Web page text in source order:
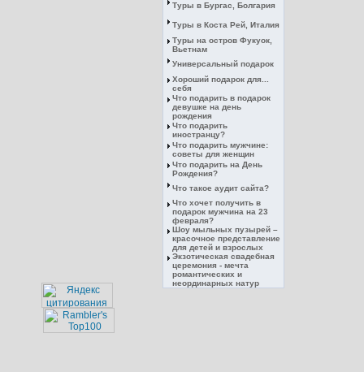
Туры в Бургас, Болгария
Туры в Коста Рей, Италия
Туры на остров Фукуок,
Вьетнам
Универсальный подарок
Хороший подарок для...
себя
Что подарить в подарок
девушке на день
рождения
Что подарить
иностранцу?
Что подарить мужчине:
советы для женщин
Что подарить на День
Рождения?
Что такое аудит сайта?
Что хочет получить в
подарок мужчина на 23
февраля?
Шоу мыльных пузырей –
красочное представление
для детей и взрослых
Экзотическая свадебная
церемония - мечта
романтических и
неординарных натур